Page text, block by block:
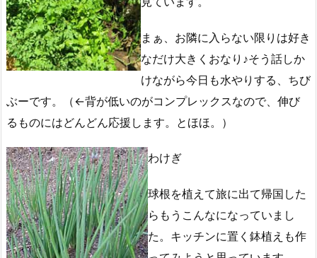
まぁ、お隣に入らない限りは好き
なだけ大きくおなり♪そう話しか
けながら今日も水やりする、ちび
ぶーです。（←背が低いのがコンプレックスなので、伸び
るものにはどんどん応援します。とほほ。）
わけぎ
球根を植えて旅に出て帰国した
らもうこんなになっていまし
た。キッチンに置く鉢植えも作